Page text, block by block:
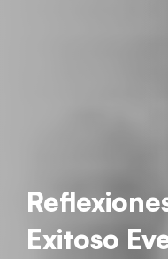
Exitoso